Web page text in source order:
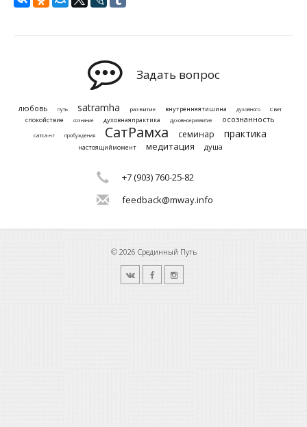
Задать вопрос
любовь путь satramha развитие внутренняятишина духовного Свет
спокойствие сознание духовнаяпрактика духовноеразвитие осознанность
сатсанг пробуждения СатРамха семинар практика
настоящиймомент медитация душа
+7 (903) 760-25-82
feedback@mway.info
© 2026 Срединный Путь